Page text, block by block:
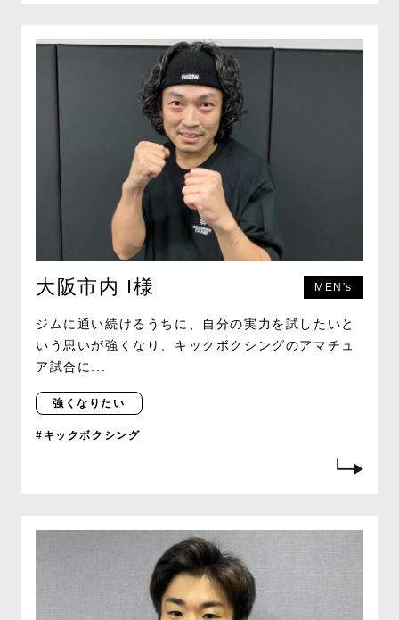
大阪市内 I様 MEN's
ジムに通い続けるうちに、自分の実力を試したいと
いう思いが強くなり、キックボクシングのアマチュ
ア試合に...
強くなりたい
#キックボクシング